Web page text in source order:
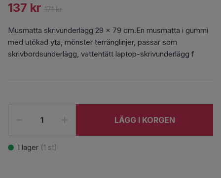
137 kr 171 kr
Musmatta skrivunderlägg 29 x 79 cm.En musmatta i gummi
med utökad yta, mönster terränglinjer, passar som
skrivbordsunderlägg, vattentätt laptop-skrivunderlägg f
LÄGG I KORGEN
I lager (1 st)